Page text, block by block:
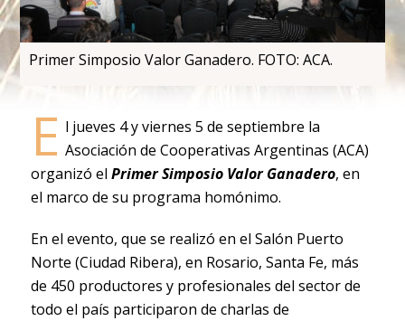
Primer Simposio Valor Ganadero. FOTO: ACA.
E l jueves 4 y viernes 5 de septiembre la
Asociación de Cooperativas Argentinas (ACA)
organizó el Primer Simposio Valor Ganadero, en
el marco de su programa homónimo.
En el evento, que se realizó en el Salón Puerto
Norte (Ciudad Ribera), en Rosario, Santa Fe, más
de 450 productores y profesionales del sector de
todo el país participaron de charlas de